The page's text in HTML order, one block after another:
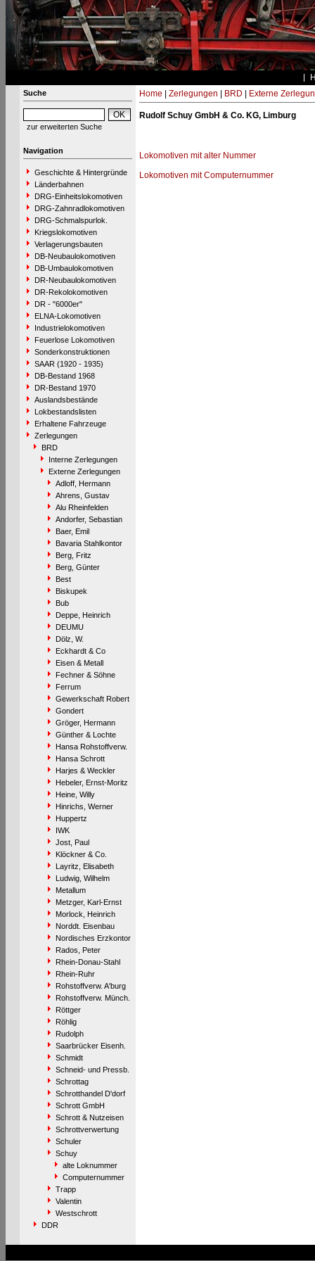
Suche
zur erweiterten Suche
Navigation
Geschichte & Hintergründe
Länderbahnen
DRG-Einheitslokomotiven
DRG-Zahnradlokomotiven
DRG-Schmalspurlok.
Kriegslokomotiven
Verlagerungsbauten
DB-Neubaulokomotiven
DB-Umbaulokomotiven
DR-Neubaulokomotiven
DR-Rekolokomotiven
DR - "6000er"
ELNA-Lokomotiven
Industrielokomotiven
Feuerlose Lokomotiven
Sonderkonstruktionen
SAAR (1920 - 1935)
DB-Bestand 1968
DR-Bestand 1970
Auslandsbestände
Lokbestandslisten
Erhaltene Fahrzeuge
Zerlegungen
BRD
Interne Zerlegungen
Externe Zerlegungen
Adloff, Hermann
Ahrens, Gustav
Alu Rheinfelden
Andorfer, Sebastian
Baer, Emil
Bavaria Stahlkontor
Berg, Fritz
Berg, Günter
Best
Biskupek
Bub
Deppe, Heinrich
DEUMU
Dölz, W.
Eckhardt & Co
Eisen & Metall
Fechner & Söhne
Ferrum
Gewerkschaft Robert
Gondert
Gröger, Hermann
Günther & Lochte
Hansa Rohstoffverw.
Hansa Schrott
Harjes & Weckler
Hebeler, Ernst-Moritz
Heine, Willy
Hinrichs, Werner
Huppertz
IWK
Jost, Paul
Klöckner & Co.
Layritz, Elisabeth
Ludwig, Wilhelm
Metallum
Metzger, Karl-Ernst
Morlock, Heinrich
Norddt. Eisenbau
Nordisches Erzkontor
Rados, Peter
Rhein-Donau-Stahl
Rhein-Ruhr
Rohstoffverw. A'burg
Rohstoffverw. Münch.
Röttger
Röhlig
Rudolph
Saarbrücker Eisenh.
Schmidt
Schneid- und Pressb.
Schrottag
Schrotthandel D'dorf
Schrott GmbH
Schrott & Nutzeisen
Schrottverwertung
Schuler
Schuy
alte Loknummer
Computernummer
Trapp
Valentin
Westschrott
DDR
Home Zerlegungen BRD Externe
Rudolf Schuy GmbH & Co. KG, Limburg
Lokomotiven mit alter Nummer
Lokomotiven mit Computernummer